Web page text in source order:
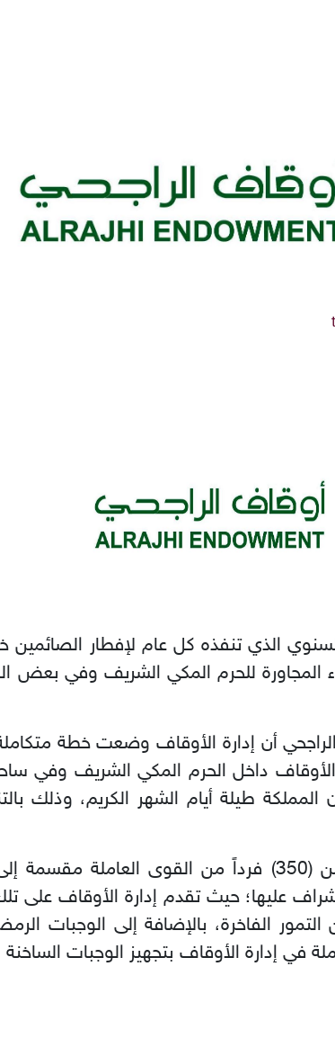
الذي تنفذه كل عام لإفطار
والأحياء المجاورة للحرم المكي الشريف وفي
أن إدارة الأوقاف وضعت خطة
داخل الحرم المكي الشريف وفي
طيلة أيام الشهر الكريم، وذلك
وأضاف الراجحي أن الخطة يشرف على تنفيذها أكثر من (350) فرداً من
عليها؛ حيث تقدم إدارة الأوقاف على
رصدت الأوقاف أكثر من (55) طناً من التمور الفاخرة، بالإضافة إلى
في إدارة الأوقاف بتجهيز الوجبات الساخنة